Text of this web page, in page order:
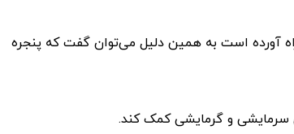
آورده است به همین دلیل می‌توان گفت که پنجره
سرمایشی و گرمایشی کمک کند.